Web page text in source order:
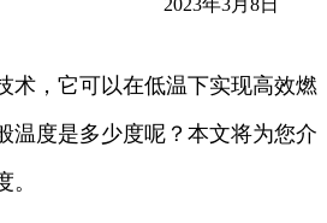
术，它可以在低温下实现高效燃
温度是多少度呢？本文将为您介